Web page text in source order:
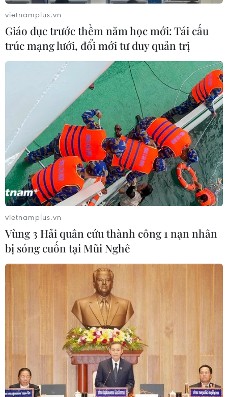
vietnamplus.vn
Giáo dục trước thềm năm học mới: Tái cấu
trúc mạng lưới, đổi mới tư duy quản trị
vietnamplus.vn
Vùng 3 Hải quân cứu thành công 1 nạn nhân
bị sóng cuốn tại Mũi Nghê